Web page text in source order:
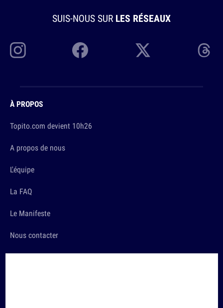
SUIS-NOUS SUR LES RÉSEAUX
À PROPOS
Topito.com devient 10h26
A propos de nous
L'équipe
La FAQ
Le Manifeste
Nous contacter